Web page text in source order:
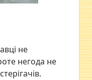
не
негода не